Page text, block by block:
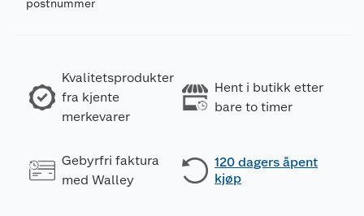
postnummer
Kvalitetsprodukter
fra kjente
merkevarer
Hent i butikk etter
bare to timer
Gebyrfri faktura
med Walley
120 dagers åpent
kjøp